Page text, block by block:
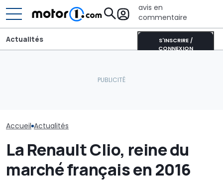
avis en
commentaire
S'INSCRIRE /
CONNEXION
Actualités
Accueil Actualités
La Renault Clio, reine du
marché français en 2016